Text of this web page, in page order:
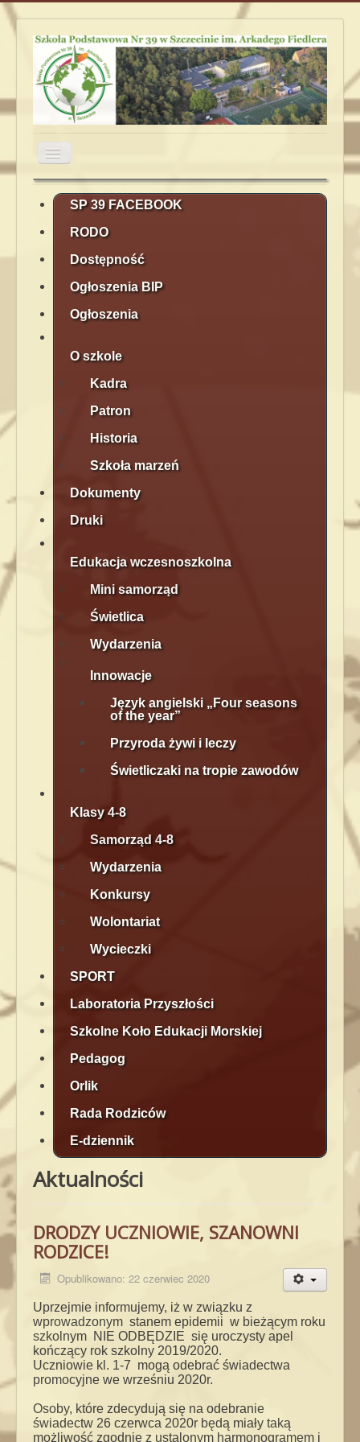
Przełącz
nawigację
Aktualności Obiady Plan lekcji
Terminarz
SP 39 FACEBOOK
RODO
Dostępność
Ogłoszenia BIP
Ogłoszenia
O szkole
Kadra
Patron
Historia
Szkoła marzeń
Dokumenty
Druki
Edukacja wczesnoszkolna
Mini samorząd
Świetlica
Wydarzenia
Innowacje
Język angielski „Four seasons
of the year”
Przyroda żywi i leczy
Świetliczaki na tropie zawodów
Klasy 4-8
Samorząd 4-8
Wydarzenia
Konkursy
Wolontariat
Wycieczki
SPORT
Laboratoria Przyszłości
Szkolne Koło Edukacji Morskiej
Pedagog
Orlik
Rada Rodziców
E-dziennik
Aktualności
DRODZY UCZNIOWIE, SZANOWNI
RODZICE!
Opublikowano: 22 czerwiec 2020
Uprzejmie informujemy, iż w związku z
wprowadzonym stanem epidemii w bieżącym roku
szkolnym NIE ODBĘDZIE się uroczysty apel
kończący rok szkolny 2019/2020.
Uczniowie kl. 1-7 mogą odebrać świadectwa
promocyjne we wrześniu 2020r.
Osoby, które zdecydują się na odebranie
świadectw 26 czerwca 2020r będą miały taką
możliwość zgodnie z ustalonym harmonogramem i